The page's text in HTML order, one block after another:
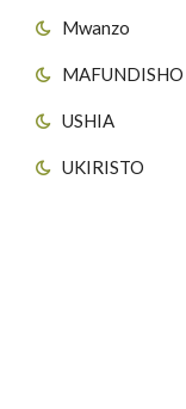
Mwanzo
MAFUNDISHO
USHIA
UKIRISTO